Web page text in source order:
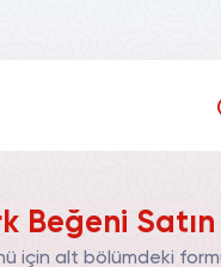
Beğeni Satın
için alt bölümdeki